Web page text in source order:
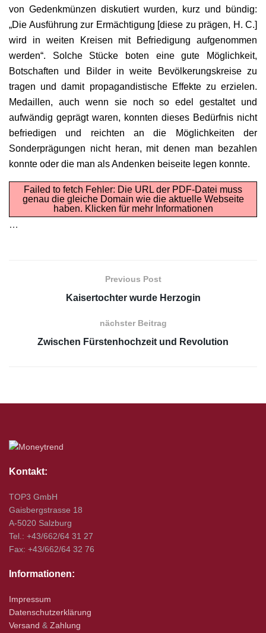
von Gedenkmünzen diskutiert wurden, kurz und bündig:
„Die Ausführung zur Ermächtigung [diese zu prägen, H. C.]
wird in weiten Kreisen mit Befriedigung aufgenommen
werden“. Solche Stücke boten eine gute Möglichkeit,
Botschaften und Bilder in weite Bevölkerungskreise zu
tragen und damit propagandistische Effekte zu erzielen.
Medaillen, auch wenn sie noch so edel gestaltet und
aufwändig geprägt waren, konnten dieses Bedürfnis nicht
befriedigen und reichten an die Möglichkeiten der
Sonderprägungen nicht heran, mit denen man bezahlen
konnte oder die man als Andenken beiseite legen konnte.
Failed to fetch Fehler: Die URL der PDF-Datei muss
genau die gleiche Domain wie die aktuelle Webseite
haben. Klicken für mehr Informationen
…
Previous Post
Kaisertochter wurde Herzogin
nächster Beitrag
Zwischen Fürstenhochzeit und Revolution
Kontakt:
TOP3 GmbH
Gaisbergstrasse 18
A-5020 Salzburg
Tel.: +43/662/64 31 27
Fax: +43/662/64 32 76
Informationen:
Impressum
Datenschutzerklärung
Versand & Zahlung